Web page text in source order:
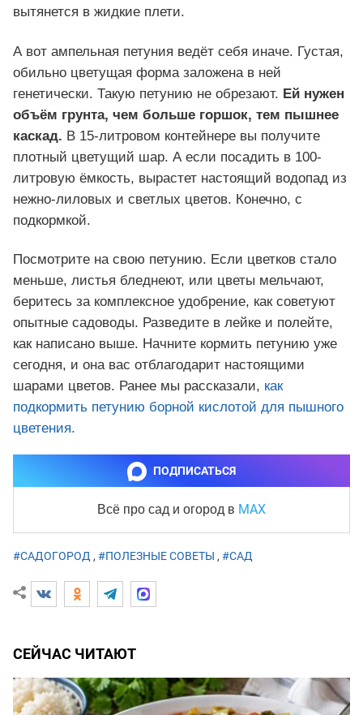
вытянется в жидкие плети.
А вот ампельная петуния ведёт себя иначе. Густая,
обильно цветущая форма заложена в ней
генетически. Такую петунию не обрезают. Ей нужен
объём грунта, чем больше горшок, тем пышнее
каскад. В 15-литровом контейнере вы получите
плотный цветущий шар. А если посадить в 100-
литровую ёмкость, вырастет настоящий водопад из
нежно-лиловых и светлых цветов. Конечно, с
подкормкой.
Посмотрите на свою петунию. Если цветков стало
меньше, листья бледнеют, или цветы мельчают,
беритесь за комплексное удобрение, как советуют
опытные садоводы. Разведите в лейке и полейте,
как написано выше. Начните кормить петунию уже
сегодня, и она вас отблагодарит настоящими
шарами цветов. Ранее мы рассказали, как
подкормить петунию борной кислотой для пышного
цветения.
ПОДПИСАТЬСЯ
Всё про сад и огород в MAX
#САДОГОРОД , #ПОЛЕЗНЫЕ СОВЕТЫ , #САД
СЕЙЧАС ЧИТАЮТ